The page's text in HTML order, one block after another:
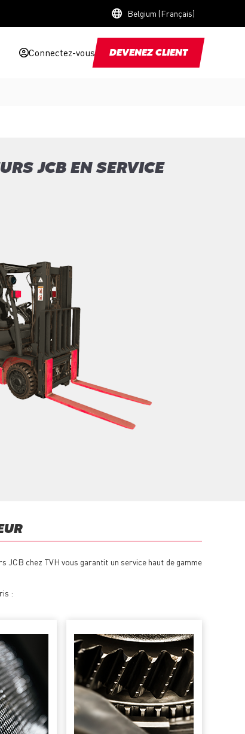
Belgium (Français)
Connectez-vous DEVENEZ CLIENT
JCB EN SERVICE
chez TVH vous garantit un service haut de gamme
: